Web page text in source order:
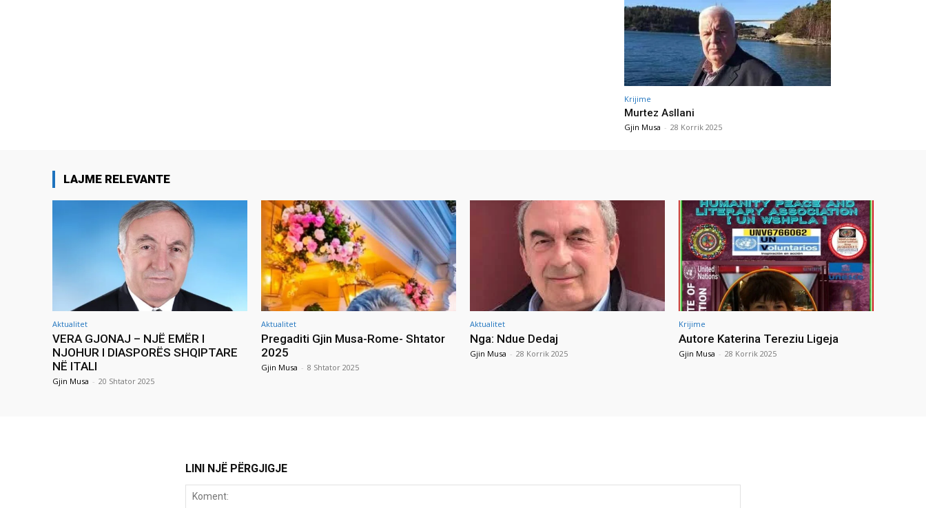
Krijime
Murtez Asllani
Gjin Musa - 28 Korrik 2025
LAJME RELEVANTE
Aktualitet
VERA GJONAJ – NJË EMËR I
NJOHUR I DIASPORËS SHQIPTARE
NË ITALI
Gjin Musa - 20 Shtator 2025
Aktualitet
Pregaditi Gjin Musa-Rome- Shtator
2025
Gjin Musa - 8 Shtator 2025
Aktualitet
Nga: Ndue Dedaj
Gjin Musa - 28 Korrik 2025
Krijime
Autore Katerina Tereziu Ligeja
Gjin Musa - 28 Korrik 2025
LINI NJË PËRGJIGJE